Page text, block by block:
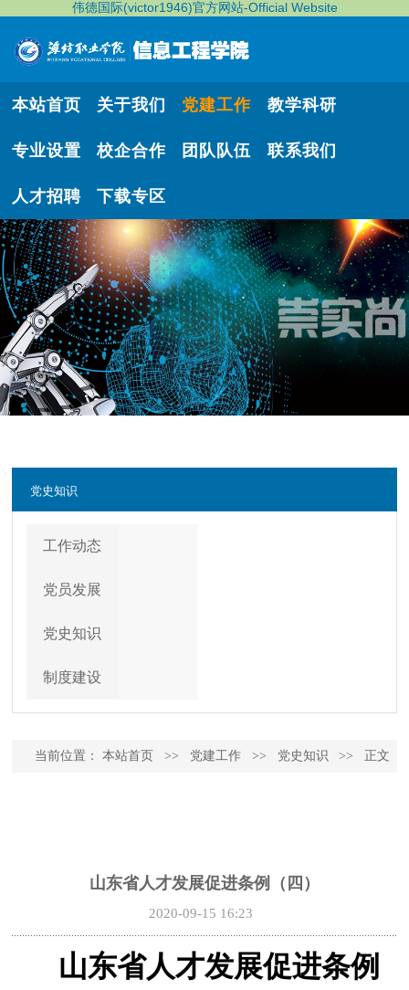
伟德国际(victor1946)官方网站-Official Website
本站首页 关于我们 党建工作 教学科研
专业设置 校企合作 团队队伍 联系我们
人才招聘 下载专区
党史知识
工作动态
党员发展
党史知识
制度建设
当前位置： 本站首页 >> 党建工作 >> 党史知识 >> 正文
山东省人才发展促进条例（四）
2020-09-15 16:23
山东省人才发展促进条例